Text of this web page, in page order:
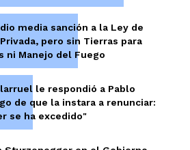
media sanción a la Ley de
pero sin Tierras para
ni Manejo del Fuego
le respondió a Pablo
de que la instara a renunciar:
se ha excedido"